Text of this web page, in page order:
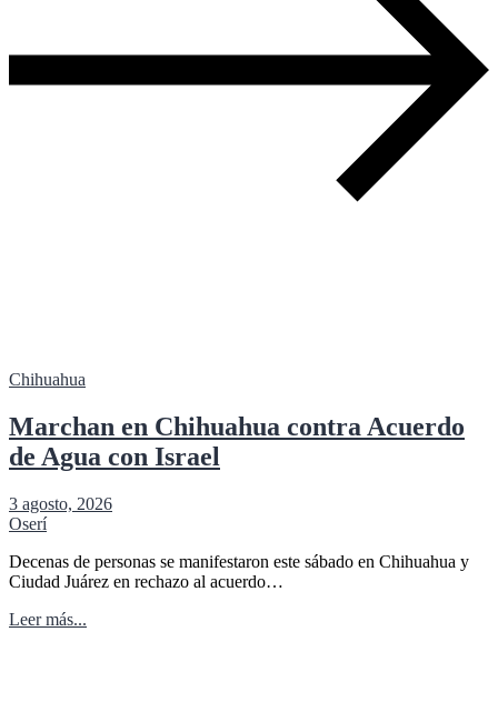
Chihuahua
Marchan en Chihuahua contra Acuerdo
de Agua con Israel
3 agosto, 2026
Oserí
Decenas de personas se manifestaron este sábado en Chihuahua y
Ciudad Juárez en rechazo al acuerdo…
Leer más...